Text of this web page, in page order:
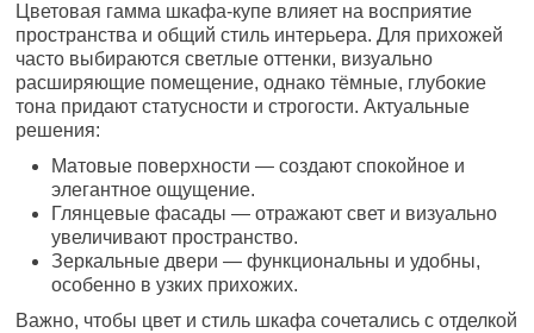
Цветовая гамма шкафа-купе влияет на восприятие
пространства и общий стиль интерьера. Для прихожей
часто выбираются светлые оттенки, визуально
расширяющие помещение, однако тёмные, глубокие
тона придают статусности и строгости. Актуальные
решения:
Матовые поверхности — создают спокойное и
элегантное ощущение.
Глянцевые фасады — отражают свет и визуально
увеличивают пространство.
Зеркальные двери — функциональны и удобны,
особенно в узких прихожих.
Важно, чтобы цвет и стиль шкафа сочетались с отделкой